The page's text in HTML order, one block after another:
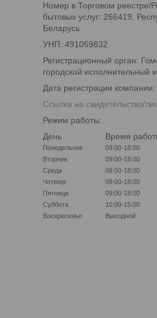
Номер в Торговом реестре/
бытовых услуг: 266419,
Беларусь
УНП: 491059832
Регистрационный орган:
городской исполнительный
Дата регистрации
Ссылка на свидетельство/
Режим работы:
День
Время
Понедельник
09:00-18:00
Вторник
09:00-18:00
Среда
09:00-18:00
Четверг
09:00-18:00
Пятница
09:00-18:00
Суббота
10:00-15:00
Воскресенье
Выходной